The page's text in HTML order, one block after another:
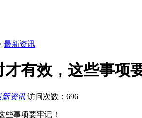
最新资讯
才有效，这些事项
新资讯 访问次数：696
些事项要牢记！